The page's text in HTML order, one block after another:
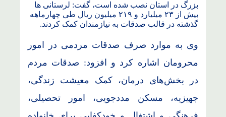
بزرگ در استان نصب شده است، گفت: لرستانی ها
بیش از ۲۳ میلیارد و ۲۱۹ میلیون ریال طی چهارماهه
گذشته در قالب صدقات به نیازمندان کمک کردند.
وی به موارد صرف صدقات مردمی در امور
محرومان اشاره کرد و افزود: صدقات مردم
در بخش‌های درمان، کمک معیشت زندگی،
جهیزیه، مسکن مددجویی، امور تحصیلی،